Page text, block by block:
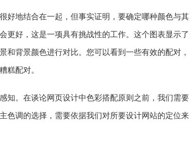
好地结合在一起，但事实证明，要确定哪种颜色与其
更好，这是一项具有挑战性的工作。这个图表显示了
和背景颜色进行对比。您可以看到一些有效的配对，
糕配对。
知。在谈论网页设计中色彩搭配原则之前，我们需要
色调的选择，需要依据我们对所要设计网站的定位来